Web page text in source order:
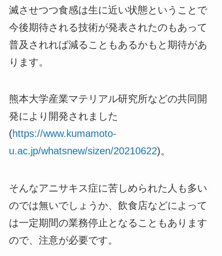
滅させつつ食感は生に近い状態ということで
今後期待される技術が発表されたのもあって
普及されれば減ることもあるかもと期待があ
ります。
熊本大学産業マテリアル研究所などの共同開
発により開発されました
(https://www.kumamoto-
u.ac.jp/whatsnew/sizen/20210622)。
そんなアニサキス症に苦しめられた人も多い
のでは無いでしょうか、飲食店などによって
は一定期間の業務停止となることもあります
ので、注意が必要です。